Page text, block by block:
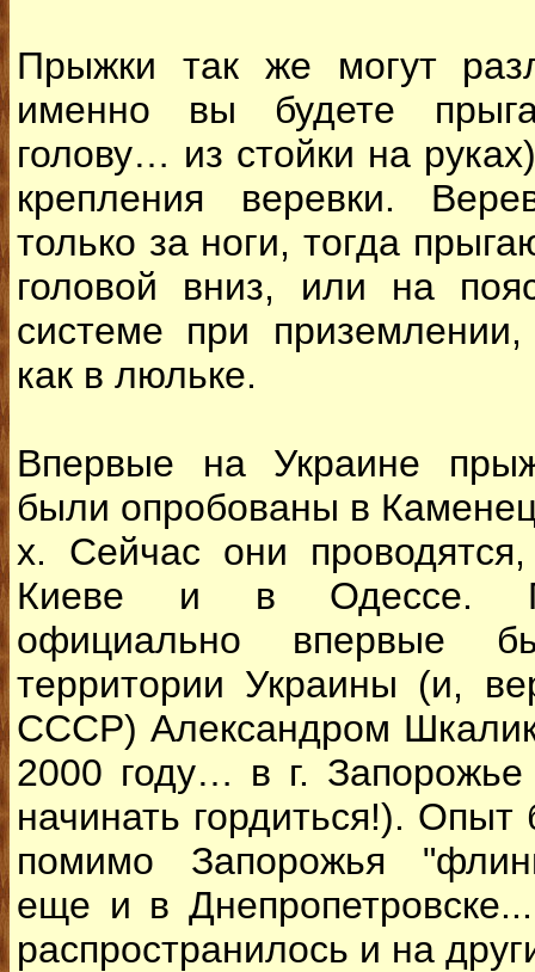
Прыжки так же могут
именно вы будете
голову… из стойки на
крепления веревки.
только за ноги, тогда
головой вниз, или на
системе при
как в люльке.
Впервые на Украине
были опробованы в
х. Сейчас они
Киеве и в Одессе.
официально впервые
территории Украины (и,
СССР) Александром
2000 году… в г.
начинать гордиться!).
помимо Запорожья
еще и в
распространилось и на